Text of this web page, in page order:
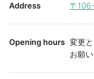
Address 〒
Opening hours 変更
お願い